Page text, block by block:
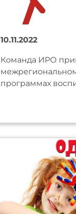
10.11.2022
Команда ИРО
программах